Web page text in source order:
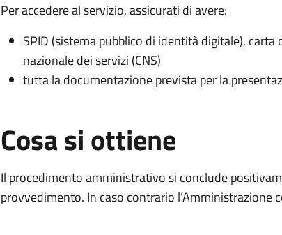
Per accedere al servizio, assicurati di avere:
SPID (sistema pubblico di identità digitale), carta
nazionale dei servizi (CNS)
tutta la documentazione prevista per la
Cosa si ottiene
Il procedimento amministrativo si conclude
provvedimento. In caso contrario l’Amministrazione